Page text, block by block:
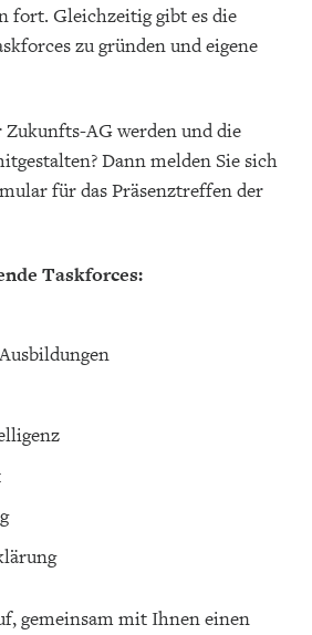
fort. Gleichzeitig gibt es die
zu gründen und eigene
AG werden und die
Dann melden Sie sich
für das Präsenztreffen der
Taskforces:
gemeinsam mit Ihnen einen